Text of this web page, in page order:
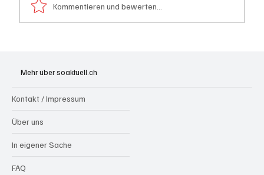
Kommentieren und bewerten...
Mehr über soaktuell.ch
Kontakt / Impressum
Über uns
In eigener Sache
FAQ